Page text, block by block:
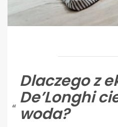
Dlaczego z
De’Longhi
woda?